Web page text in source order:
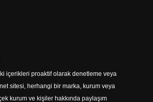
içerikleri proaktif olarak denetleme veya
sitesi, herhangi bir marka, kurum veya
kurum ve kişiler hakkında paylaşım